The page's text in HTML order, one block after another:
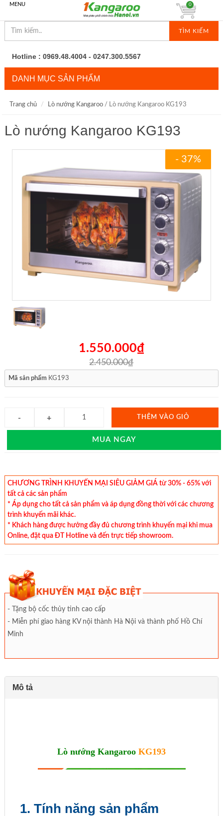
MENU
TÌM KIẾM
0
Hotline : 0969.48.4004 - 0247.300.5567
DANH MỤC SẢN PHẨM
Trang chủ Lò nướng Kangaroo/ Lò nướng Kangaroo KG193
Lò nướng Kangaroo KG193
- 37%
1.550.000₫
2.450.000₫
Mã sản phẩm KG193
THÊM VÀO GIỎ
MUA NGAY
CHƯƠNG TRÌNH KHUYẾN MẠI SIÊU GIẢM GIÁ từ 30% - 65% với
tất cả các sản phẩm
* Áp dụng cho tất cả sản phẩm và áp dụng đồng thời với các chương
trình khuyến mãi khác.
* Khách hàng được hưởng đầy đủ chương trình khuyến mại khi mua
Online, đặt qua ĐT Hotline và đến trực tiếp showroom.
- Tặng bộ cốc thủy tinh cao cấp
- Miễn phí giao hàng KV nội thành Hà Nội và thành phố Hồ Chí
Minh
Mô tả
Lò nướng Kangaroo KG193
1. Tính năng sản phẩm